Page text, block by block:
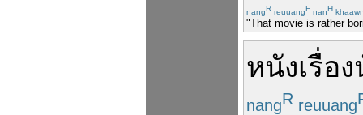
nangR reuuangF nanH
"That movie is rather
หนังเรื่อง
nangR reuuang